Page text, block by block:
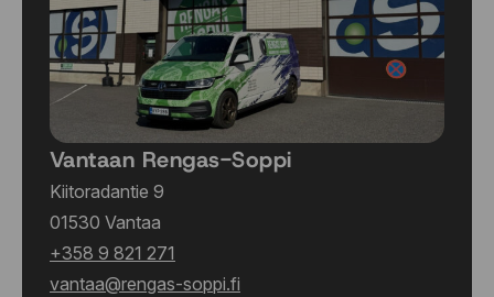
Vantaan Rengas-Soppi
Kiitoradantie 9
01530 Vantaa
+358 9 821 271
vantaa@rengas-soppi.fi